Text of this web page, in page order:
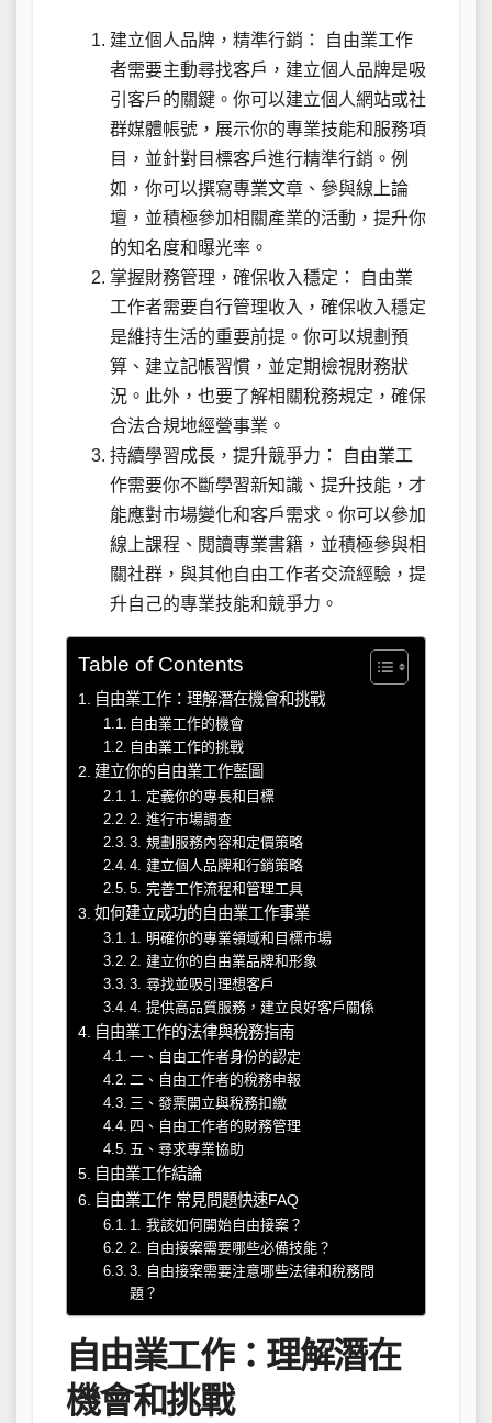
建立個人品牌，精準行銷： 自由業工作
者需要主動尋找客戶，建立個人品牌是吸
引客戶的關鍵。你可以建立個人網站或社
群媒體帳號，展示你的專業技能和服務項
目，並針對目標客戶進行精準行銷。例
如，你可以撰寫專業文章、參與線上論
壇，並積極參加相關產業的活動，提升你
的知名度和曝光率。
掌握財務管理，確保收入穩定： 自由業
工作者需要自行管理收入，確保收入穩定
是維持生活的重要前提。你可以規劃預
算、建立記帳習慣，並定期檢視財務狀
況。此外，也要了解相關稅務規定，確保
合法合規地經營事業。
持續學習成長，提升競爭力： 自由業工
作需要你不斷學習新知識、提升技能，才
能應對市場變化和客戶需求。你可以參加
線上課程、閱讀專業書籍，並積極參與相
關社群，與其他自由工作者交流經驗，提
升自己的專業技能和競爭力。
Table of Contents
自由業工作：理解潛在機會和挑戰
自由業工作的機會
自由業工作的挑戰
建立你的自由業工作藍圖
1. 定義你的專長和目標
2. 進行市場調查
3. 規劃服務內容和定價策略
4. 建立個人品牌和行銷策略
5. 完善工作流程和管理工具
如何建立成功的自由業工作事業
1. 明確你的專業領域和目標市場
2. 建立你的自由業品牌和形象
3. 尋找並吸引理想客戶
4. 提供高品質服務，建立良好客戶關係
自由業工作的法律與稅務指南
一、自由工作者身份的認定
二、自由工作者的稅務申報
三、發票開立與稅務扣繳
四、自由工作者的財務管理
五、尋求專業協助
自由業工作結論
自由業工作 常見問題快速FAQ
1. 我該如何開始自由接案？
2. 自由接案需要哪些必備技能？
3. 自由接案需要注意哪些法律和稅務問
題？
自由業工作：理解潛在
機會和挑戰